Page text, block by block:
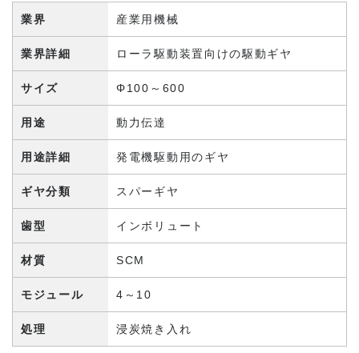
Instagram
工場見学
新着情報
お問い合わせ
技術資料ダウンロード
運営会社 サイトマップ プライバシーポリシー
業界 産業用機械
業界詳細 ローラ駆動装置向けの駆動ギヤ
サイズ Φ100～600
用途 動力伝達
用途詳細 発電機駆動用のギヤ
ギヤ分類 スパーギヤ
歯型 インボリュート
材質 SCM
モジュール 4～10
処理 浸炭焼き入れ